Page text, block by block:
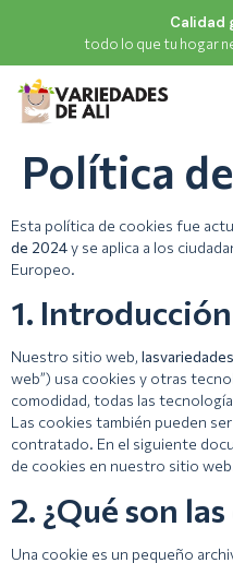
Calidad
todo lo que tu hogar
Política
Esta política de cookies fue
de 2024y se aplica a los
Europeo.
1. Introducción
Nuestro sitio web,
web”) usa cookies y otras
comodidad, todas las
Las cookies también pueden
contratado. En el siguiente
de cookies en nuestro sitio
2. ¿Qué son
Una cookie es un pequeño